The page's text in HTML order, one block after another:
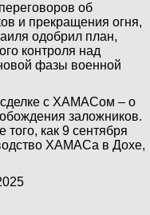
об
и прекращения огня,
одобрил план,
контроля над
фазы военной
с ХАМАСом – о
заложников.
как 9 сентября
ХАМАСа в Дохе,